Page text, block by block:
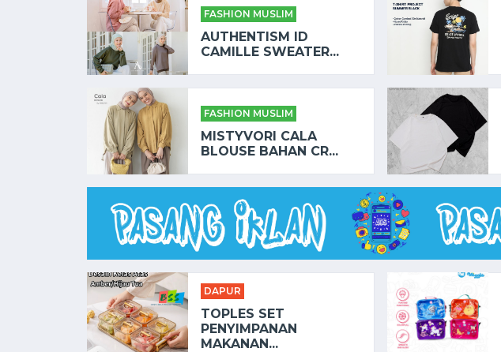
FASHION MUSLIM
AUTHENTISM ID
CAMILLE SWEATER...
FASHION MUSLIM
MISTYVORI CALA
BLOUSE BAHAN CR...
DAPUR
TOPLES SET
PENYIMPANAN
MAKANAN...